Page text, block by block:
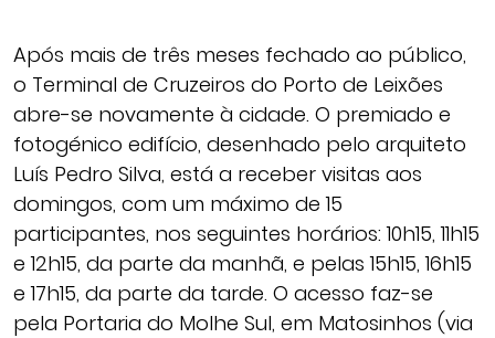
Após mais de três meses fechado ao público,
o Terminal de Cruzeiros do Porto de Leixões
abre-se novamente à cidade. O premiado e
fotogénico edifício, desenhado pelo arquiteto
Luís Pedro Silva, está a receber visitas aos
domingos, com um máximo de 15
participantes, nos seguintes horários: 10h15, 11h15
e 12h15, da parte da manhã, e pelas 15h15, 16h15
e 17h15, da parte da tarde. O acesso faz-se
pela Portaria do Molhe Sul, em Matosinhos (via